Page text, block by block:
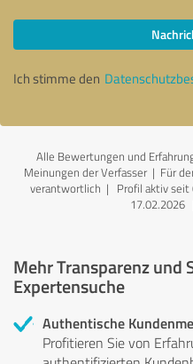
Ich stimme den
Alle Bewertungen und
Meinungen der Verfasser | Für
verantwortlich | Profil aktiv seit
17.02.2026
Mehr Transparenz und
Expertensuche
Authentische
Profitieren Sie von